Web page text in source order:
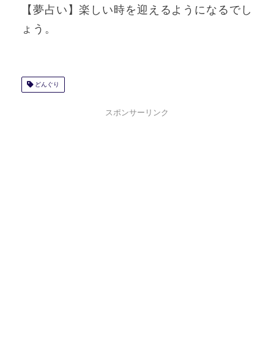
【夢占い】楽しい時を迎えるようになるでし
ょう。
どんぐり
スポンサーリンク